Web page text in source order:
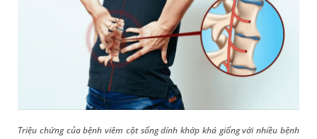
Triệu chứng của bệnh viêm cột sống dính khớp khá giống với nhiều bệnh